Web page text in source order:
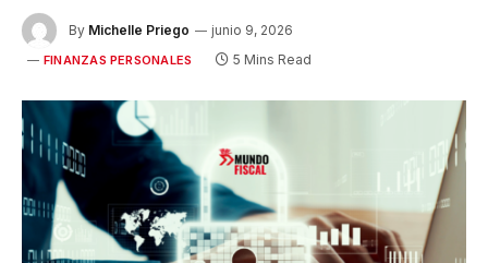
By Michelle Priego junio 9, 2026
FINANZAS PERSONALES 5 Mins Read